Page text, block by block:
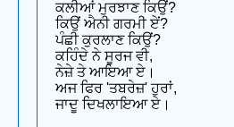
ਕਲੀਆਂ ਮੁਰਝਾਣ ਕਿਉਂ?
ਕਿਉਂ ਐਨੀ ਗਰਮੀ ਏਂ?
ਪੰਛੀ ਕੁਰਲਾਣ ਕਿਉਂ?
ਕਹਿੰਦੇ ਨੇ ਸੂਰਜ ਵੀ,
ਨੇਜ਼ੇ ਤੇ ਆਇਆ ਏ।
ਅਜ ਫਿਰ 'ਤਬਰੇਜ਼' ਹੁਰਾਂ,
ਜਾਦੂ ਦਿਖਲਾਇਆ ਏ।